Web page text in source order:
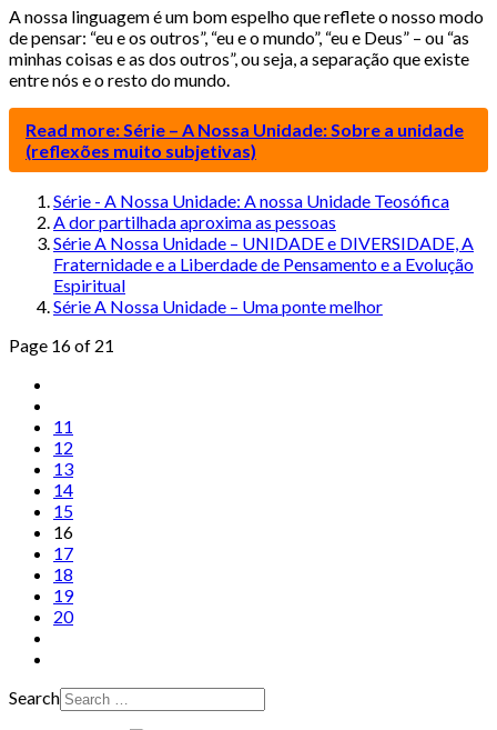
A nossa linguagem é um bom espelho que reflete o nosso modo
de pensar: “eu e os outros”, “eu e o mundo”, “eu e Deus” – ou “as
minhas coisas e as dos outros”, ou seja, a separação que existe
entre nós e o resto do mundo.
Read more: Série – A Nossa Unidade: Sobre a unidade
(reflexões muito subjetivas)
Série - A Nossa Unidade: A nossa Unidade Teosófica
A dor partilhada aproxima as pessoas
Série A Nossa Unidade – UNIDADE e DIVERSIDADE, A
Fraternidade e a Liberdade de Pensamento e a Evolução
Espiritual
Série A Nossa Unidade – Uma ponte melhor
Page 16 of 21
11
12
13
14
15
16
17
18
19
20
Search